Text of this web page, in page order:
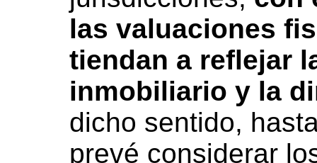
las valuaciones
tiendan a reflejar
inmobiliario y la
dicho sentido,
prevé considerar